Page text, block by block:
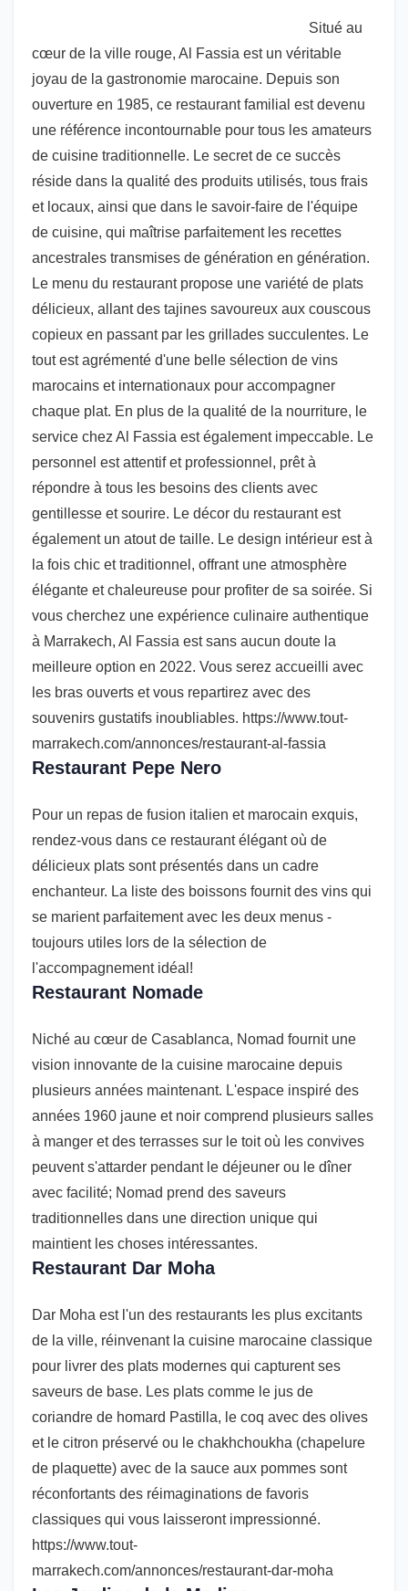
Situé au
cœur de la ville rouge, Al Fassia est un véritable
joyau de la gastronomie marocaine. Depuis son
ouverture en 1985, ce restaurant familial est devenu
une référence incontournable pour tous les amateurs
de cuisine traditionnelle. Le secret de ce succès
réside dans la qualité des produits utilisés, tous frais
et locaux, ainsi que dans le savoir-faire de l'équipe
de cuisine, qui maîtrise parfaitement les recettes
ancestrales transmises de génération en génération.
Le menu du restaurant propose une variété de plats
délicieux, allant des tajines savoureux aux couscous
copieux en passant par les grillades succulentes. Le
tout est agrémenté d'une belle sélection de vins
marocains et internationaux pour accompagner
chaque plat. En plus de la qualité de la nourriture, le
service chez Al Fassia est également impeccable. Le
personnel est attentif et professionnel, prêt à
répondre à tous les besoins des clients avec
gentillesse et sourire. Le décor du restaurant est
également un atout de taille. Le design intérieur est à
la fois chic et traditionnel, offrant une atmosphère
élégante et chaleureuse pour profiter de sa soirée. Si
vous cherchez une expérience culinaire authentique
à Marrakech, Al Fassia est sans aucun doute la
meilleure option en 2022. Vous serez accueilli avec
les bras ouverts et vous repartirez avec des
souvenirs gustatifs inoubliables. https://www.tout-
marrakech.com/annonces/restaurant-al-fassia
Restaurant Pepe Nero
Pour un repas de fusion italien et marocain exquis,
rendez-vous dans ce restaurant élégant où de
délicieux plats sont présentés dans un cadre
enchanteur. La liste des boissons fournit des vins qui
se marient parfaitement avec les deux menus -
toujours utiles lors de la sélection de
l'accompagnement idéal!
Restaurant Nomade
Niché au cœur de Casablanca, Nomad fournit une
vision innovante de la cuisine marocaine depuis
plusieurs années maintenant. L'espace inspiré des
années 1960 jaune et noir comprend plusieurs salles
à manger et des terrasses sur le toit où les convives
peuvent s'attarder pendant le déjeuner ou le dîner
avec facilité; Nomad prend des saveurs
traditionnelles dans une direction unique qui
maintient les choses intéressantes.
Restaurant Dar Moha
Dar Moha est l'un des restaurants les plus excitants
de la ville, réinvenant la cuisine marocaine classique
pour livrer des plats modernes qui capturent ses
saveurs de base. Les plats comme le jus de
coriandre de homard Pastilla, le coq avec des olives
et le citron préservé ou le chakhchoukha (chapelure
de plaquette) avec de la sauce aux pommes sont
réconfortants des réimaginations de favoris
classiques qui vous laisseront impressionné.
https://www.tout-
marrakech.com/annonces/restaurant-dar-moha